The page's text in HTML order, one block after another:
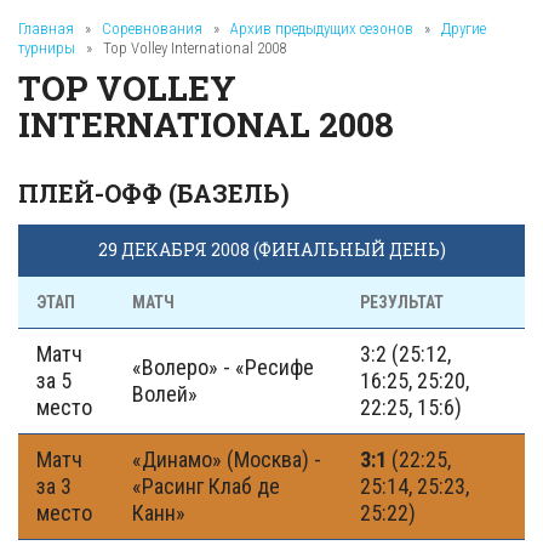
Главная » Соревнования » Архив предыдущих сезонов » Другие
турниры
» Top Volley International 2008
TOP VOLLEY
INTERNATIONAL 2008
ПЛЕЙ-ОФФ (БАЗЕЛЬ)
29 ДЕКАБРЯ 2008 (ФИНАЛЬНЫЙ ДЕНЬ)
ЭТАП МАТЧ РЕЗУЛЬТАТ
Матч
за 5
место
«Волеро» - «Ресифе
Волей»
3:2 (25:12,
16:25, 25:20,
22:25, 15:6)
Матч
за 3
место
«Динамо» (Москва) -
«Расинг Клаб де
Канн»
3:1 (22:25,
25:14, 25:23,
25:22)